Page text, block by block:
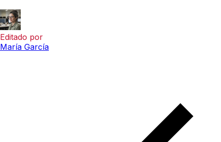
Editado por
María García